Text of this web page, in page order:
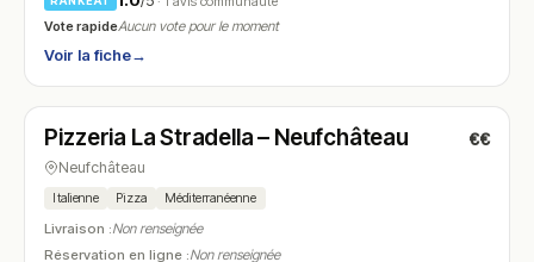
Vote rapideAucun vote pour le moment
Voir la fiche→
N° 23
Pizzeria La Stradella – Neufchâteau €€
Neufchâteau
Italienne Pizza Méditerranéenne
Livraison :Non renseignée
Réservation en ligne :Non renseignée